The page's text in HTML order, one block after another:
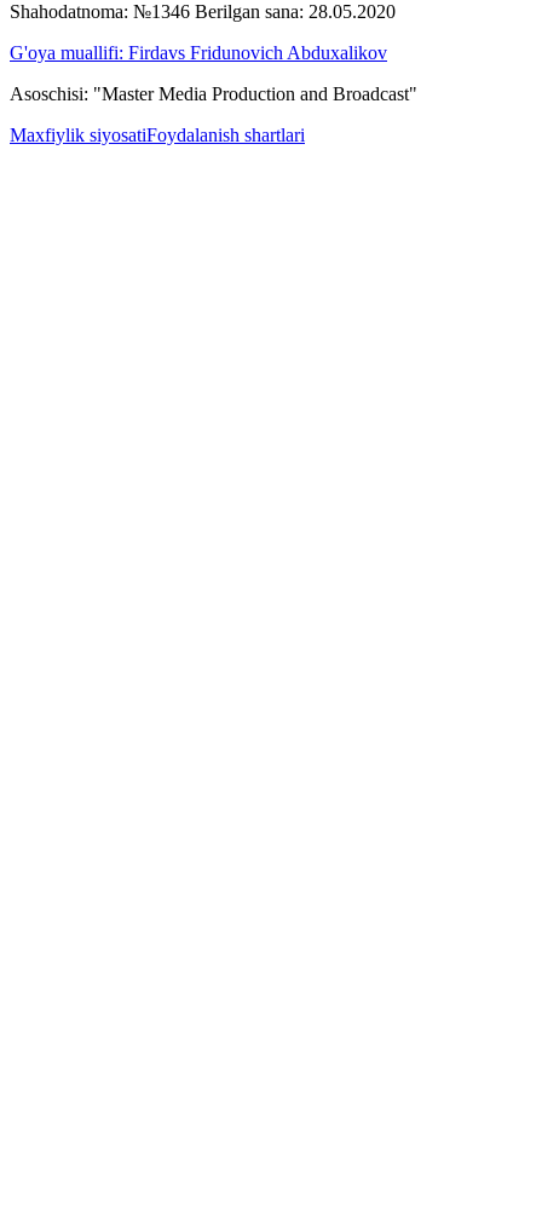
Shahodatnoma: №1346 Berilgan sana: 28.05.2020
G'oya muallifi: Firdavs Fridunovich Abduxalikov
Asoschisi: "Master Media Production and Broadcast"
Maxfiylik siyosatiFoydalanish shartlari